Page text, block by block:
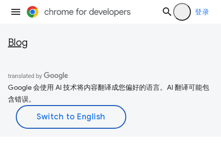
登录
Blog
Google 会使用 AI 技术将内容翻译成您偏好的语言。AI 翻译可能包
含错误。